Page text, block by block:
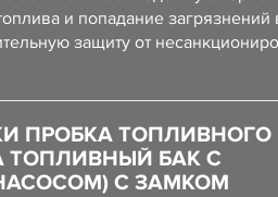
и попадание загрязнений
защиту от
ПРОБКА ТОПЛИВНОГО
ТОПЛИВНЫЙ БАК С
С ЗАМКОМ